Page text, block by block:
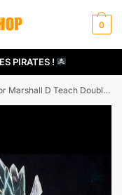
0
PIRATES !
D Teach Double Fruit Du Démon